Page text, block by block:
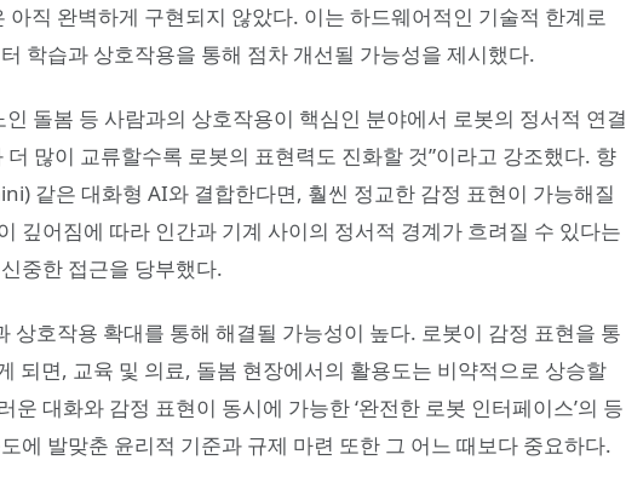
아직 완벽하게 구현되지 않았다. 이는 하드웨어적인 기술적 한계로
학습과 상호작용을 통해 점차 개선될 가능성을 제시했다.
돌봄 등 사람과의 상호작용이 핵심인 분야에서 로봇의 정서적 연결
많이 교류할수록 로봇의 표현력도 진화할 것”이라고 강조했다. 향
같은 대화형 AI와 결합한다면, 훨씬 정교한 감정 표현이 가능해질
깊어짐에 따라 인간과 기계 사이의 정서적 경계가 흐려질 수 있다는
중한 접근을 당부했다.
상호작용 확대를 통해 해결될 가능성이 높다. 로봇이 감정 표현을 통
되면, 교육 및 의료, 돌봄 현장에서의 활용도는 비약적으로 상승할
대화와 감정 표현이 동시에 가능한 ‘완전한 로봇 인터페이스’의 등
에 발맞춘 윤리적 기준과 규제 마련 또한 그 어느 때보다 중요하다.